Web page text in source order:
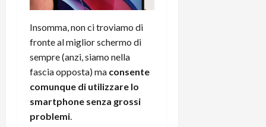
Insomma, non ci troviamo di
fronte al miglior schermo di
sempre (anzi, siamo nella
fascia opposta) ma consente
comunque di utilizzare lo
smartphone senza grossi
problemi.